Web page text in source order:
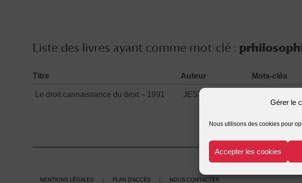
Gérer le
Nous utilisons des cookies pour
Accepter les cookies
Liste des livres ayant comme mot-clé :
Titre Auteur Mots-clés
Le droit cannaissance du droit – 1991 JESTAZ Philippe
Mentions légales | Plan d'accès | Nous contacter